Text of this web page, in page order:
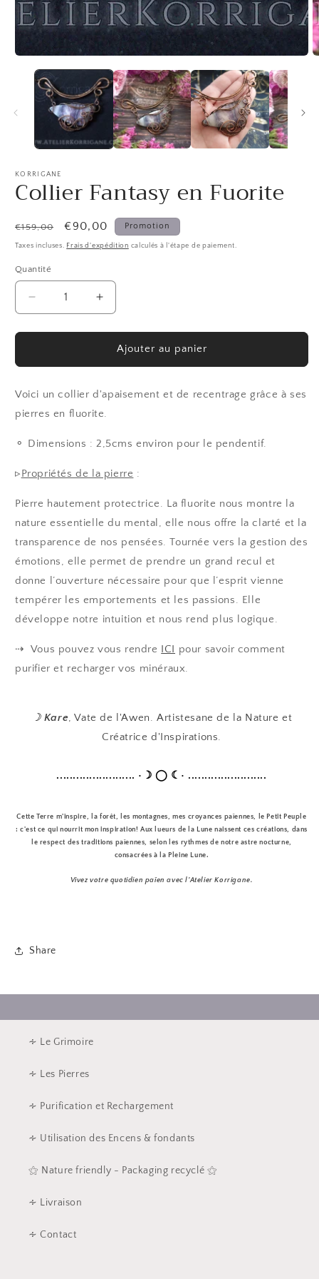
KORRIGANE
Collier Fantasy en Fuorite
Prix
habituel
€159,00
Prix
promotionnel
€90,00 Promotion
Taxes incluses. Frais d'expédition calculés à l'étape de paiement.
Quantité
Quantité
Réduire
la
quantité
en
Fuorite
Augmenter
la
quantité
en
Ajouter au panier
Voici un collier d'apaisement et de recentrage grâce à ses
pierres en fluorite.
⚬ Dimensions : 2,5cms environ pour le pendentif.
▹Propriétés de la pierre :
Pierre hautement protectrice. La fluorite nous montre la
nature essentielle du mental, elle nous offre la clarté et la
transparence de nos pensées. Tournée vers la gestion des
émotions, elle permet de prendre un grand recul et
donne l’ouverture nécessaire pour que l’esprit vienne
tempérer les emportements et les passions. Elle
développe notre intuition et nous rend plus logique.
⇢ Vous pouvez vous rendre ICI pour savoir comment
purifier et recharger vos minéraux.
☽ Kare, Vate de l'Awen. Artistesane de la Nature et
Créatrice d'Inspirations.
........................ •☽ ◯ ☾• ........................
Cette Terre m'inspire, la forêt, les montagnes, mes croyances païennes, le Petit Peuple
: c'est ce qui nourrit mon inspiration! Aux lueurs de la Lune naissent ces créations, dans
le respect des traditions païennes, selon les rythmes de notre astre nocturne,
consacrées à la Pleine Lune.
Vivez votre quotidien païen avec l'Atelier Korrigane.
Share
∻ Le Grimoire
∻ Les Pierres
∻ Purification et Rechargement
∻ Utilisation des Encens & fondants
⚝ Nature friendly - Packaging recyclé ⚝
∻ Livraison
∻ Contact